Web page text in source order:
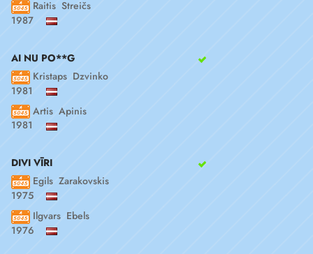
Raitis Streičs
1987
AI NU PO**G
Kristaps Dzvinko
1981
Artis Apinis
1981
DIVI VĪRI
Egils Zarakovskis
1975
Ilgvars Ebels
1976